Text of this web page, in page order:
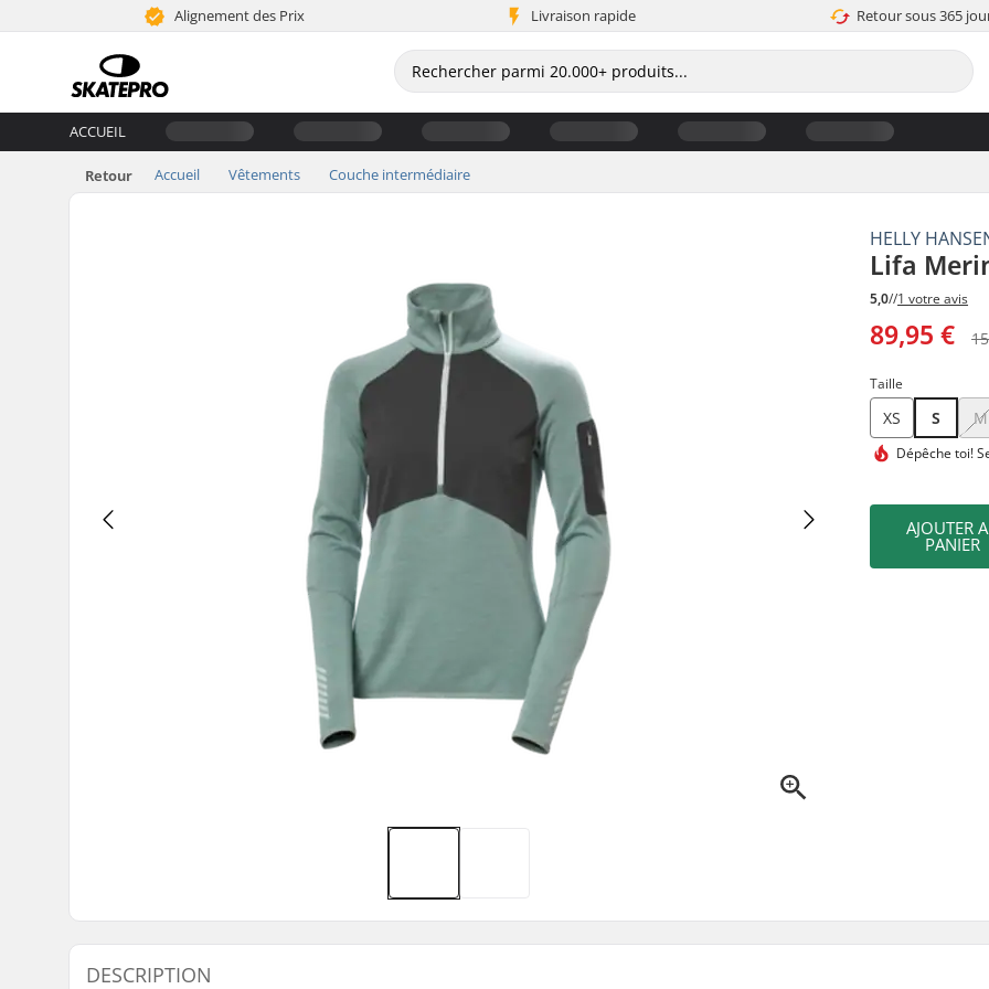
Alignement des Prix Livraison rapide Retour sous 365
ACCUEIL
Retour Accueil Vêtements Couche intermédiaire
HELLY
Lifa
5,0//1 votre avis
89,95 €
Taille
XS S M
Dépêche toi!
AJOUTER
PANIER
DESCRIPTION